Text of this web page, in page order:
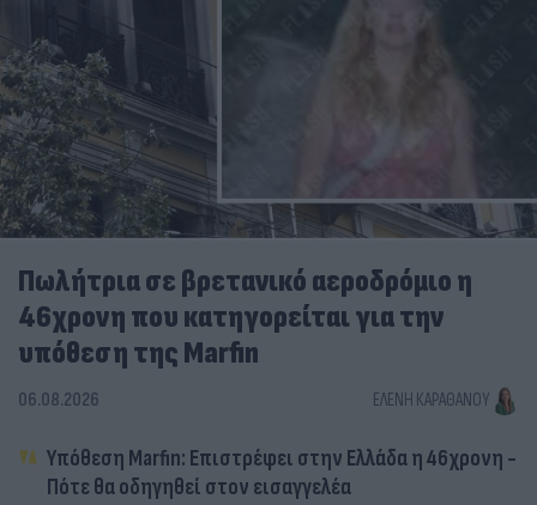
Πωλήτρια σε βρετανικό αεροδρόμιο η
46χρονη που κατηγορείται για την
υπόθεση της Marfin
06.08.2026 ΕΛΈΝΗ ΚΑΡΑΘΆΝΟΥ
Υπόθεση Marfin: Επιστρέφει στην Ελλάδα η 46χρονη -
Πότε θα οδηγηθεί στον εισαγγελέα